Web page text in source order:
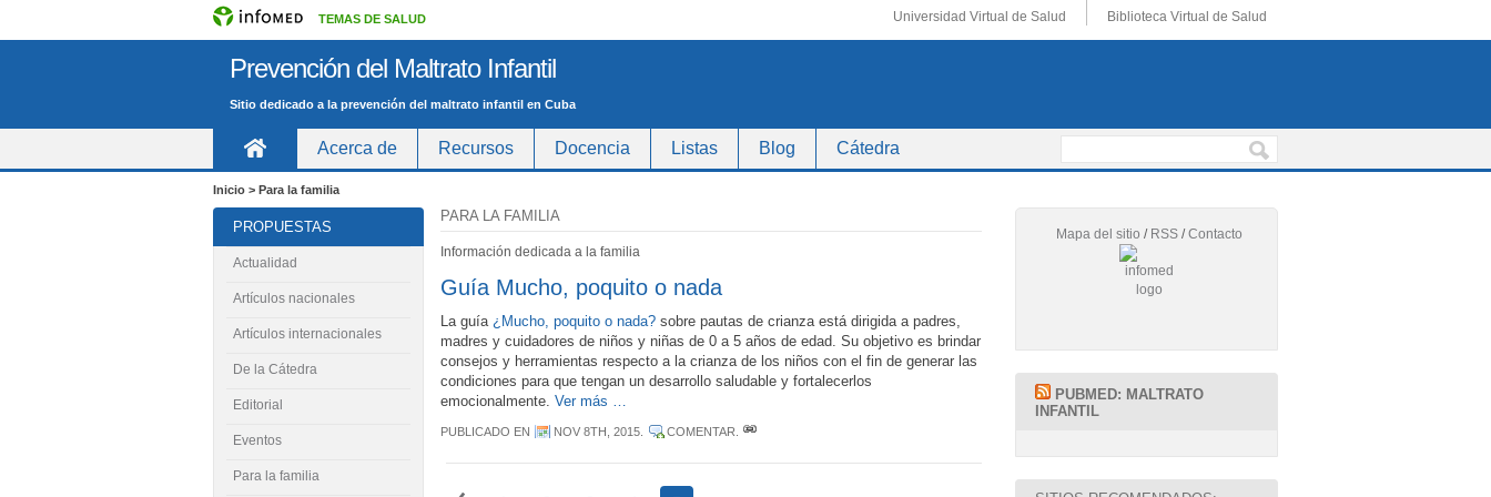
TEMAS DE SALUD Universidad Virtual de Salud Biblioteca Virtual de Salud
Sitio dedicado a la prevención del maltrato infantil en Cuba
Prevención del Maltrato Infantil
Acerca de Recursos Docencia Listas Blog Cátedra
Inicio > Para la familia
PARA LA FAMILIA
Información dedicada a la familia
Guía Mucho, poquito o nada
La guía ¿Mucho, poquito o nada?sobre pautas de crianza está dirigida a padres,
madres y cuidadores de niños y niñas de 0 a 5 años de edad. Su objetivo es brindar
consejos y herramientas respecto a la crianza de los niños con el fin de generar las
condiciones para que tengan un desarrollo saludable y fortalecerlos
emocionalmente. Ver más …
PUBLICADO EN NOV 8TH, 2015. COMENTAR
PROPUESTAS
Actualidad
Artículos nacionales
Artículos internacionales
De la Cátedra
Editorial
Eventos
Para la familia
Mapa del sitio / RSS /Contacto
PUBMED: MALTRATO
INFANTIL